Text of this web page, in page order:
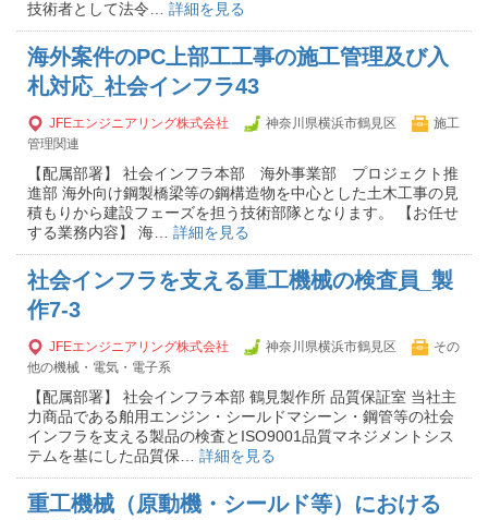
技術者として法令… 詳細を見る
海外案件のPC上部工工事の施工管理及び入
札対応_社会インフラ43
JFEエンジニアリング株式会社 神奈川県横浜市鶴見区
施工
管理関連
【配属部署】 社会インフラ本部 海外事業部 プロジェクト推
進部 海外向け鋼製橋梁等の鋼構造物を中心とした土木工事の見
積もりから建設フェーズを担う技術部隊となります。 【お任せ
する業務内容】 海… 詳細を見る
社会インフラを支える重工機械の検査員_製
作7-3
JFEエンジニアリング株式会社 神奈川県横浜市鶴見区
その
他の機械・電気・電子系
【配属部署】 社会インフラ本部 鶴見製作所 品質保証室 当社主
力商品である舶用エンジン・シールドマシーン・鋼管等の社会
インフラを支える製品の検査とISO9001品質マネジメントシス
テムを基にした品質保… 詳細を見る
重工機械（原動機・シールド等）における